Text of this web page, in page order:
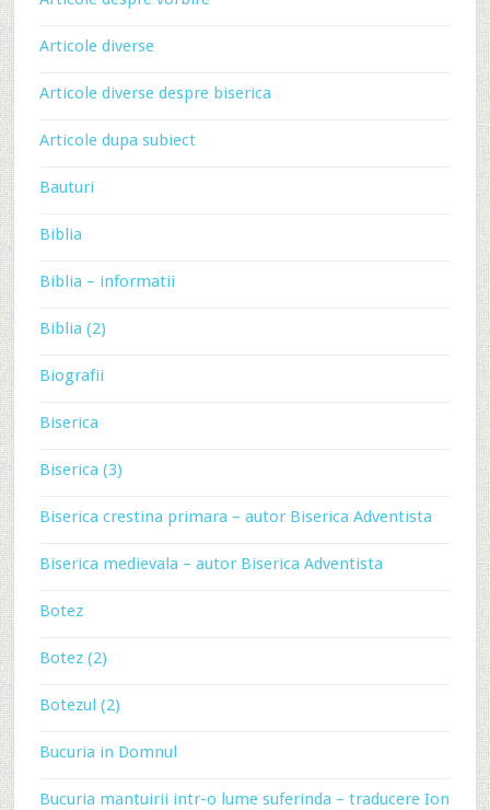
Articole diverse
Articole diverse despre biserica
Articole dupa subiect
Bauturi
Biblia
Biblia – informatii
Biblia (2)
Biografii
Biserica
Biserica (3)
Biserica crestina primara – autor Biserica Adventista
Biserica medievala – autor Biserica Adventista
Botez
Botez (2)
Botezul (2)
Bucuria in Domnul
Bucuria mantuirii intr-o lume suferinda – traducere Ion